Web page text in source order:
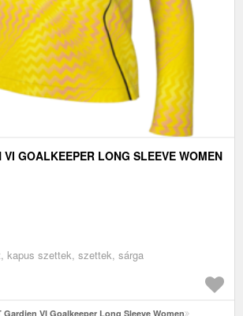
VI GOALKEEPER LONG SLEEVE WOMEN
kapus szettek, szettek, sárga
VI Goalkeeper Long Sleeve Women